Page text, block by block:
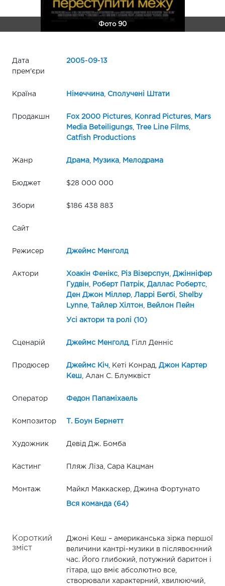
Фото 90
Дата
прем'єри
2005-09-13
Країна Німеччина, Сполучені Штати
Продакшн Fox 2000 Pictures, Konrad Pictures,
Mars
Media Beteiligungs, Tree Line Films,
Catfish Productions
Жанр Драма, Музика, Мелодрама
Бюджет $28 000 000
Збори $186 438 883
Сайт
Режисер Джеймс Менголд
Актори Хоакін Фенікс, Різ Візерспун
Джінніфер
Гудвін
Роберт Патрік, Даллас Робертс,
Ден Джон Міллер, Ларрі Бегбі
Shelby
Lynne, Тайлер Хілтон Вейлон Пейн
Усі актори та ролі (10)
Сценарій Джеймс Менголд, Гілл Денніс
Продюсер Джеймс Кіч, Кеті Конрад, Джон Картер
Кеш , Алан С. Блумквіст
Оператор Федон Папаміхаель
Композитор Т. Боун Бернетт
Художник Девід Дж. Бомба
Кастинг Пляж Ліза, Сара Кацман
Монтаж Майкл Маккаскер, Джина Фортунато
Вся команда (64)
Короткий
зміст
Джоні Кеш – американська зірка першої
величини кантрі-музики в післявоєнний
час. Його глибокий, потужний баритон і
гітара, що вміє абсолютно все,
створювали характерний, хвилюючий,